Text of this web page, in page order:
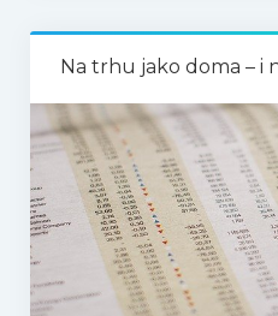
Na trhu jako doma – i